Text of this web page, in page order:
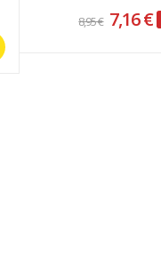
8,95 € 7,16 €